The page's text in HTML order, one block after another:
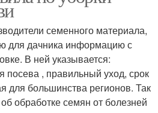
семенного материала,
для дачника информацию с
В ней указывается:
посева , правильный уход, срок
для большинства регионов. Так
обработке семян от болезней